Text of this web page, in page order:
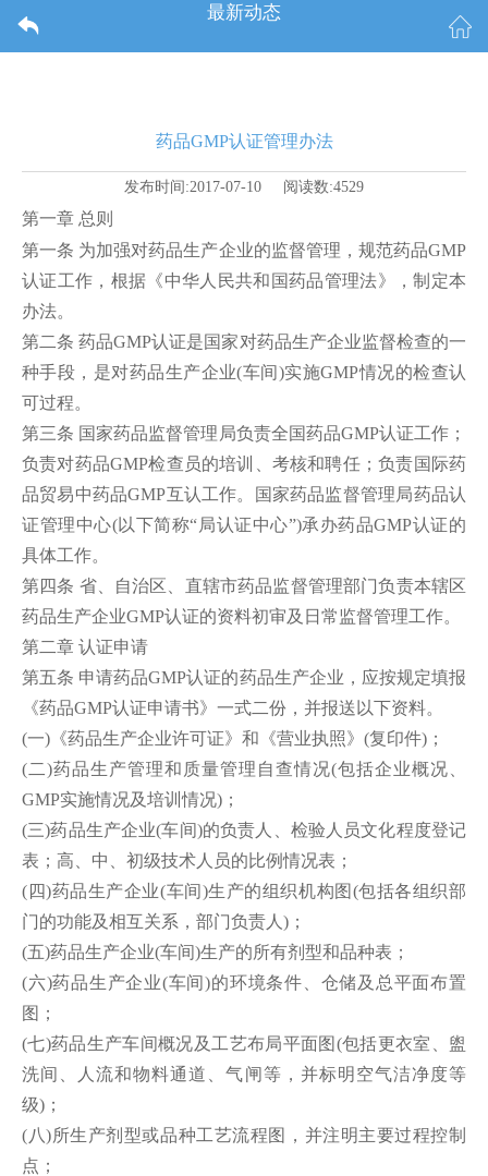
最新动态
药品GMP认证管理办法
发布时间:2017-07-10 阅读数:4529
第一章 总则
第一条 为加强对药品生产企业的监督管理，规范药品GMP
认证工作，根据《中华人民共和国药品管理法》，制定本
办法。
第二条 药品GMP认证是国家对药品生产企业监督检查的一
种手段，是对药品生产企业(车间)实施GMP情况的检查认
可过程。
第三条 国家药品监督管理局负责全国药品GMP认证工作；
负责对药品GMP检查员的培训、考核和聘任；负责国际药
品贸易中药品GMP互认工作。国家药品监督管理局药品认
证管理中心(以下简称“局认证中心”)承办药品GMP认证的
具体工作。
第四条 省、自治区、直辖市药品监督管理部门负责本辖区
药品生产企业GMP认证的资料初审及日常监督管理工作。
第二章 认证申请
第五条 申请药品GMP认证的药品生产企业，应按规定填报
《药品GMP认证申请书》一式二份，并报送以下资料。
(一)《药品生产企业许可证》和《营业执照》(复印件)；
(二)药品生产管理和质量管理自查情况(包括企业概况、
GMP实施情况及培训情况)；
(三)药品生产企业(车间)的负责人、检验人员文化程度登记
表；高、中、初级技术人员的比例情况表；
(四)药品生产企业(车间)生产的组织机构图(包括各组织部
门的功能及相互关系，部门负责人)；
(五)药品生产企业(车间)生产的所有剂型和品种表；
(六)药品生产企业(车间)的环境条件、仓储及总平面布置
图；
(七)药品生产车间概况及工艺布局平面图(包括更衣室、盥
洗间、人流和物料通道、气闸等，并标明空气洁净度等
级)；
(八)所生产剂型或品种工艺流程图，并注明主要过程控制
点；